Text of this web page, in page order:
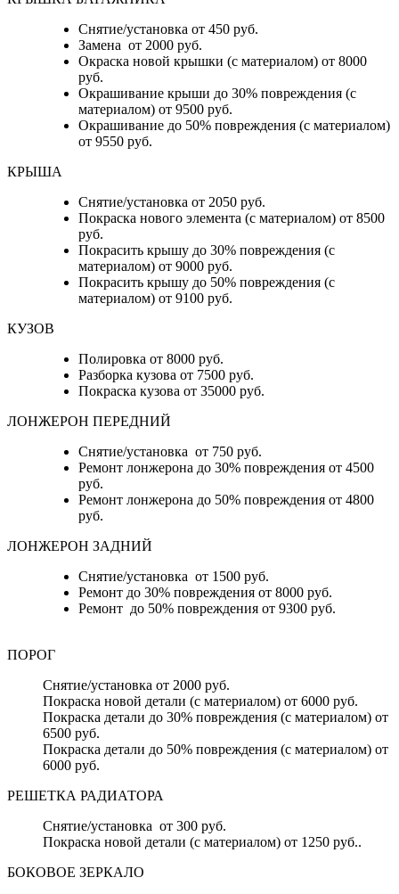
Снятие/установка от 450 руб.
Замена от 2000 руб.
Окраска новой крышки (с материалом) от 8000
руб.
Окрашивание крыши до 30% повреждения (с
материалом) от 9500 руб.
Окрашивание до 50% повреждения (с материалом)
от 9550 руб.
КРЫША
Снятие/установка от 2050 руб.
Покраска нового элемента (с материалом) от 8500
руб.
Покрасить крышу до 30% повреждения (с
материалом) от 9000 руб.
Покрасить крышу до 50% повреждения (с
материалом) от 9100 руб.
КУЗОВ
Полировка от 8000 руб.
Разборка кузова от 7500 руб.
Покраска кузова от 35000 руб.
ЛОНЖЕРОН ПЕРЕДНИЙ
Снятие/установка от 750 руб.
Ремонт лонжерона до 30% повреждения от 4500
руб.
Ремонт лонжерона до 50% повреждения от 4800
руб.
ЛОНЖЕРОН ЗАДНИЙ
Снятие/установка от 1500 руб.
Ремонт до 30% повреждения от 8000 руб.
Ремонт до 50% повреждения от 9300 руб.
ПОРОГ
Снятие/установка от 2000 руб.
Покраска новой детали (с материалом) от 6000 руб.
Покраска детали до 30% повреждения (с материалом) от
6500 руб.
Покраска детали до 50% повреждения (с материалом) от
6000 руб.
РЕШЕТКА РАДИАТОРА
Снятие/установка от 300 руб.
Покраска новой детали (с материалом) от 1250 руб..
БОКОВОЕ ЗЕРКАЛО